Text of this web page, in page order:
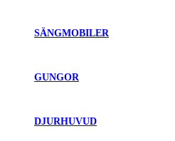
SÄNGMOBILER
GUNGOR
DJURHUVUD